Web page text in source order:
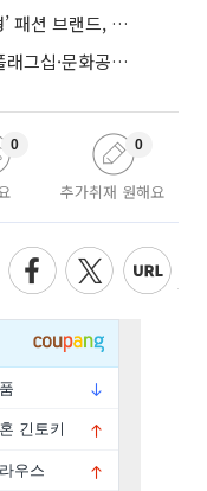
스투시부터 무신사 킥스까지…‘체험형’ 패션 브랜드, 잇단 제주행
명품 브랜드, 백화점 밖 D2C 가속…‘플래그십·문화공간’ 전략 눈길
0
추가취재 원해요
0